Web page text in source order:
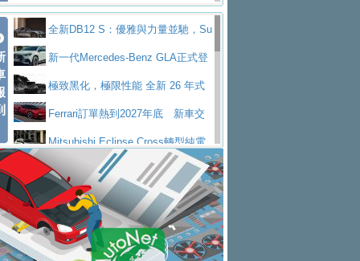
CKS SAKURA為品味獨具層峰買家打造的頂級座
駕，MAZDA CX-90 33T AWD Premium Ca
ptain Seat
EV
技的座駕! Ford Territory中型油電休旅
SO Super Great今日在台登場，結合先進安
全輔助科技
ntis四品牌經銷權，全新多品牌旗艦展示中
心開幕啟用
屏東特搜大隊再添新利器 SITRAK
救助器材車買氣不衰、SUZUKI經銷商勇於開啟
全新大店，新北都鈴木占地500坪土城旗艦
展示中心開幕
2025第七屆ISUZU運轉職人挑戰賽
熱血登場 展現極致車技與專業職人精神
H2GP世界總決賽圓滿落幕 台灣團
全新DB12 S：優雅與力量並馳，Su
per Tourer的顛峰之作
新一代Mercedes-Benz GLA正式登
場 續航最高657公里、支援320kW快充
極致黑化，極限性能 全新 26 年式
DEFENDER OCTA BLACK 限量登台
Ferrari訂單熱到2027年底 新車交
付至少得等一年以上
Mitsubishi Eclipse Cross轉型純電
休旅 87kWh電池續航超過600公里
全新BMW 318i Touring豪華旅行車
全台限量200台 進化現型
不等零關稅的紅利，Jeep品牌今日
起展開首批車交車
Volvo EX60 即將叩關，靜肅性、底
盤與數位介面搶先揭露
Audi Q9 將於 2026 年底上市 旗艦